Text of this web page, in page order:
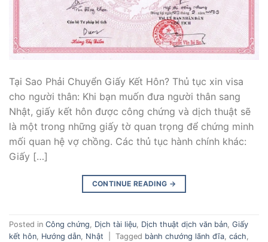
Tại Sao Phải Chuyển Giấy Kết Hôn? Thủ tục xin visa
cho người thân: Khi bạn muốn đưa người thân sang
Nhật, giấy kết hôn được công chứng và dịch thuật sẽ
là một trong những giấy tờ quan trọng để chứng minh
mối quan hệ vợ chồng. Các thủ tục hành chính khác:
Giấy […]
CONTINUE READING →
Posted in Công chứng, Dịch tài liệu, Dịch thuật dịch văn bản, Giấy
kết hôn, Hướng dẫn, Nhật Tagged bành chướng lãnh đĩa, cách,